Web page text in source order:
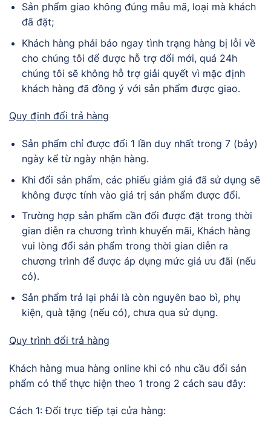
Sản phẩm giao không đúng mẫu mã, loại mà khách
đã đặt;
Khách hàng phải báo ngay tình trạng hàng bị lỗi về
cho chúng tôi để được hỗ trợ đổi mới, quá 24h
chúng tôi sẽ không hỗ trợ giải quyết vì mặc định
khách hàng đã đồng ý với sản phẩm được giao.
Quy định đổi trả hàng
Sản phẩm chỉ được đổi 1 lần duy nhất trong 7 (bảy)
ngày kể từ ngày nhận hàng.
Khi đổi sản phẩm, các phiếu giảm giá đã sử dụng sẽ
không được tính vào giá trị sản phẩm được đổi.
Trường hợp sản phẩm cần đổi được đặt trong thời
gian diễn ra chương trình khuyến mãi, Khách hàng
vui lòng đổi sản phẩm trong thời gian diễn ra
chương trình để được áp dụng mức giá ưu đãi (nếu
có).
Sản phẩm trả lại phải là còn nguyên bao bì, phụ
kiện, quà tặng (nếu có), chưa qua sử dụng.
Quy trình đổi trả hàng
Khách hàng mua hàng online khi có nhu cầu đổi sản
phẩm có thể thực hiện theo 1 trong 2 cách sau đây:
Cách 1: Đổi trực tiếp tại cửa hàng: